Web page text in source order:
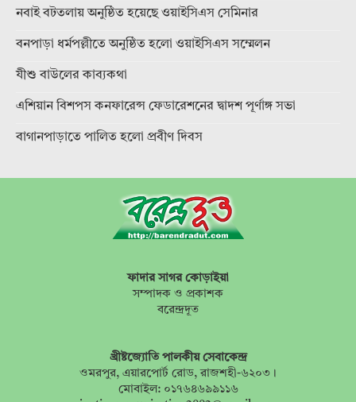
নবাই বটতলায় অনুষ্ঠিত হয়েছে ওয়াইসিএস সেমিনার
বনপাড়া ধর্মপল্লীতে অনুষ্ঠিত হলো ওয়াইসিএস সম্মেলন
যীশু বাউলের কাব্যকথা
এশিয়ান বিশপস কনফারেন্স ফেডারেশনের দ্বাদশ পূর্ণাঙ্গ সভা
বাগানপাড়াতে পালিত হলো প্রবীণ দিবস
ফাদার সাগর কোড়াইয়া
সম্পাদক ও প্রকাশক
বরেন্দ্রদূত
খ্রীষ্টজ্যোতি পালকীয় সেবাকেন্দ্র
ওমরপুর, এয়ারপোর্ট রোড, রাজশহী-৬২০৩।
মোবাইল: ০১৭৬৪৬৯৯১১৬